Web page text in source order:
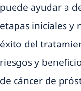
puede ayudar a
etapas iniciales y
éxito del
riesgos y
de cáncer de